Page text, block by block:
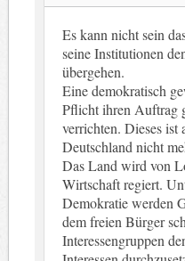
Es kann nicht sein
seine Institutionen
übergehen.
Eine demokratisch
Pflicht ihren Auftrag
verrichten. Dieses ist
Deutschland nicht
Das Land wird von
Wirtschaft regiert.
Demokratie werden
dem freien Bürger
Interessengruppen